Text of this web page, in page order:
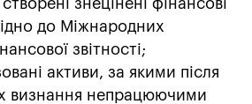
знецінені фінансові
до Міжнародних
звітності;
активи, за якими після
визнання непрацюючими